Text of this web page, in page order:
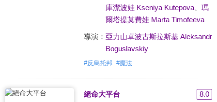
庫潔波娃 Kseniya Kutepova、 瑪
爾塔提莫費娃 Marta Timofeeva
導演： 亞力山卓波古斯拉斯基 Aleksandr
Boguslavskiy
#反烏托邦 #魔法
絕命大平台
8.0